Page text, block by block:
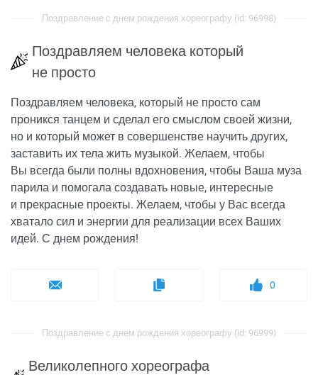
Поздравление с днем рождения хореографу (id: 96998)
Поздравляем человека который
не просто
Поздравляем человека, который не просто сам
проникся танцем и сделал его смыслом своей жизни,
но и который может в совершенстве научить других,
заставить их тела жить музыкой. Желаем, чтобы
Вы всегда были полны вдохновения, чтобы Ваша муза
парила и помогала создавать новые, интересные
и прекрасные проекты. Желаем, чтобы у Вас всегда
хватало сил и энергии для реализации всех Ваших
идей. С днем рождения!
0
Поздравление с днем рождения хореографу (id: 96999)
Великолепного хореографа